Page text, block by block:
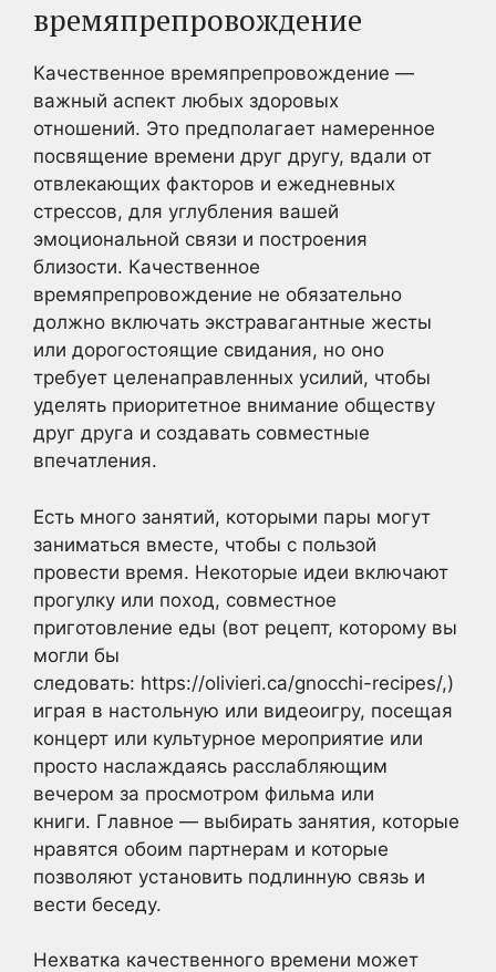
времяпрепровождение
Качественное времяпрепровождение —
важный аспект любых здоровых
отношений. Это предполагает намеренное
посвящение времени друг другу, вдали от
отвлекающих факторов и ежедневных
стрессов, для углубления вашей
эмоциональной связи и построения
близости. Качественное
времяпрепровождение не обязательно
должно включать экстравагантные жесты
или дорогостоящие свидания, но оно
требует целенаправленных усилий, чтобы
уделять приоритетное внимание обществу
друг друга и создавать совместные
впечатления.
Есть много занятий, которыми пары могут
заниматься вместе, чтобы с пользой
провести время. Некоторые идеи включают
прогулку или поход, совместное
приготовление еды (вот рецепт, которому вы
могли бы
следовать: https://olivieri.ca/gnocchi-recipes/,)
играя в настольную или видеоигру, посещая
концерт или культурное мероприятие или
просто наслаждаясь расслабляющим
вечером за просмотром фильма или
книги. Главное — выбирать занятия, которые
нравятся обоим партнерам и которые
позволяют установить подлинную связь и
вести беседу.
Нехватка качественного времени может